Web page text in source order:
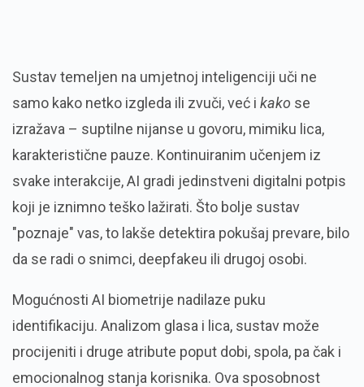
Sustav temeljen na umjetnoj inteligenciji uči ne
samo kako netko izgleda ili zvuči, već i kako se
izražava – suptilne nijanse u govoru, mimiku lica,
karakteristične pauze. Kontinuiranim učenjem iz
svake interakcije, AI gradi jedinstveni digitalni potpis
koji je iznimno teško lažirati. Što bolje sustav
"poznaje" vas, to lakše detektira pokušaj prevare, bilo
da se radi o snimci, deepfakeu ili drugoj osobi.
Mogućnosti AI biometrije nadilaze puku
identifikaciju. Analizom glasa i lica, sustav može
procijeniti i druge atribute poput dobi, spola, pa čak i
emocionalnog stanja korisnika. Ova sposobnost